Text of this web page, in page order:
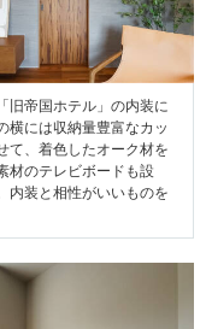
旧帝国ホテル」の内装に
横には収納量豊富なカッ
て、着色したオーク材を
材のテレビボードも設
内装と相性がいいものを